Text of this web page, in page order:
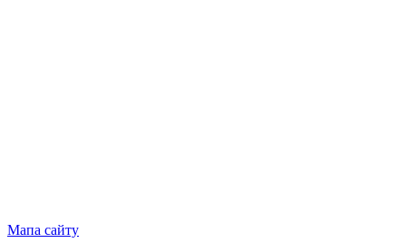
Мапа сайту